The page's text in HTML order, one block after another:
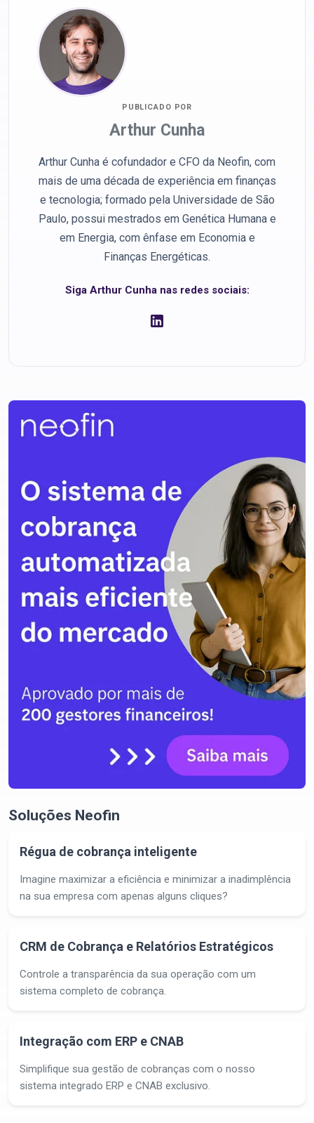
PUBLICADO POR
Arthur Cunha
Arthur Cunha é cofundador e CFO da Neofin, com
mais de uma década de experiência em finanças
e tecnologia; formado pela Universidade de São
Paulo, possui mestrados em Genética Humana e
em Energia, com ênfase em Economia e
Finanças Energéticas.
Siga Arthur Cunha nas redes sociais:
Soluções Neofin
Régua de cobrança inteligente
Imagine maximizar a eficiência e minimizar a inadimplência
na sua empresa com apenas alguns cliques?
CRM de Cobrança e Relatórios Estratégicos
Controle a transparência da sua operação com um
sistema completo de cobrança.
Integração com ERP e CNAB
Simplifique sua gestão de cobranças com o nosso
sistema integrado ERP e CNAB exclusivo.